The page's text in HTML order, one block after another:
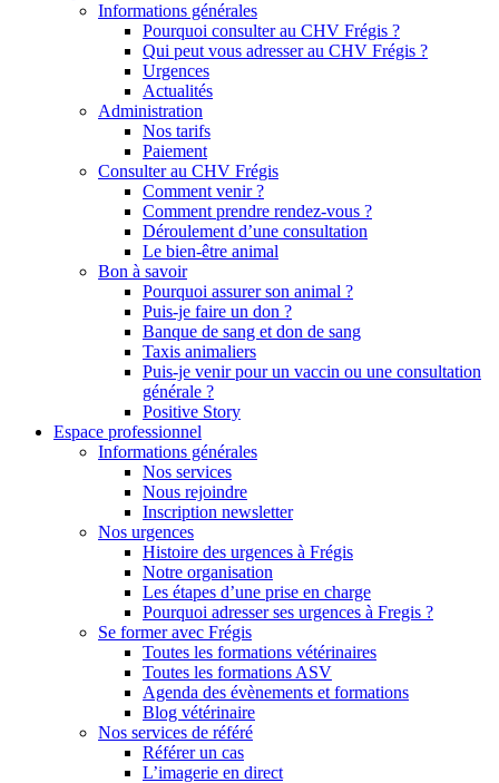
Informations générales
Pourquoi consulter au CHV Frégis ?
Qui peut vous adresser au CHV Frégis ?
Urgences
Actualités
Administration
Nos tarifs
Paiement
Consulter au CHV Frégis
Comment venir ?
Comment prendre rendez-vous ?
Déroulement d’une consultation
Le bien-être animal
Bon à savoir
Pourquoi assurer son animal ?
Puis-je faire un don ?
Banque de sang et don de sang
Taxis animaliers
Puis-je venir pour un vaccin ou une consultation
générale ?
Positive Story
Espace professionnel
Informations générales
Nos services
Nous rejoindre
Inscription newsletter
Nos urgences
Histoire des urgences à Frégis
Notre organisation
Les étapes d’une prise en charge
Pourquoi adresser ses urgences à Fregis ?
Se former avec Frégis
Toutes les formations vétérinaires
Toutes les formations ASV
Agenda des évènements et formations
Blog vétérinaire
Nos services de référé
Référer un cas
L’imagerie en direct